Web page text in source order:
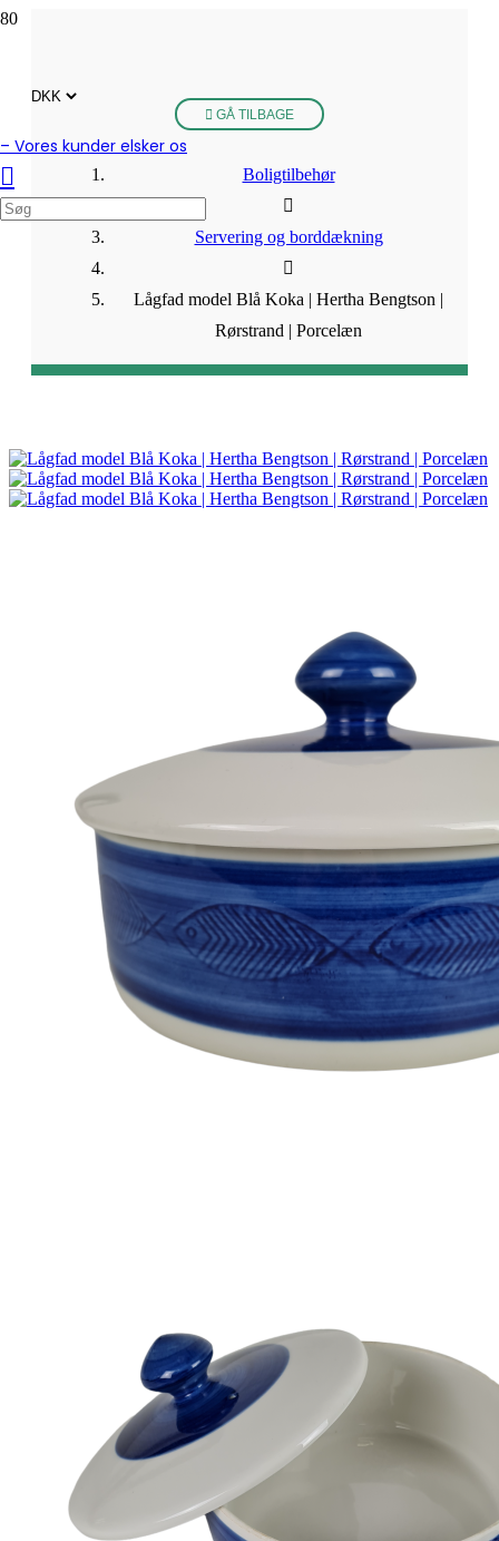
– Vores kunder elsker os
GÅ TILBAGE
Boligtilbehør
Servering og borddækning
Lågfad model Blå Koka | Hertha Bengtson |
Rørstrand | Porcelæn